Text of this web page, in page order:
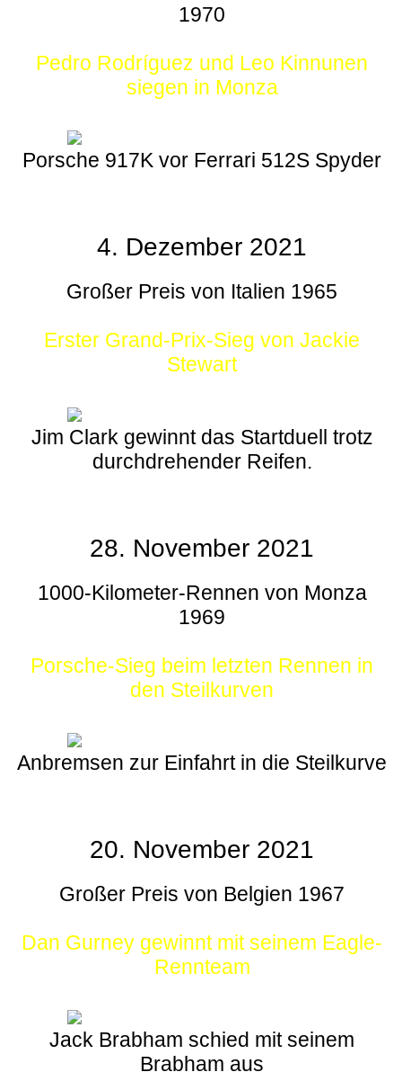
1970
Pedro Rodríguez und Leo Kinnunen
siegen in Monza
Porsche 917K vor Ferrari 512S Spyder
4. Dezember 2021
Großer Preis von Italien 1965
Erster Grand-Prix-Sieg von Jackie
Stewart
Jim Clark gewinnt das Startduell trotz
durchdrehender Reifen.
28. November 2021
1000-Kilometer-Rennen von Monza
1969
Porsche-Sieg beim letzten Rennen in
den Steilkurven
Anbremsen zur Einfahrt in die Steilkurve
20. November 2021
Großer Preis von Belgien 1967
Dan Gurney gewinnt mit seinem Eagle-
Rennteam
Jack Brabham schied mit seinem
Brabham aus